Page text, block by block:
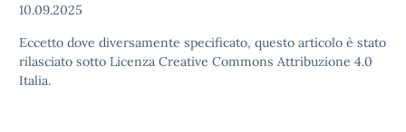
10.09.2025
Eccetto dove diversamente specificato, questo articolo è stato
rilasciato sotto Licenza Creative Commons Attribuzione 4.0
Italia.